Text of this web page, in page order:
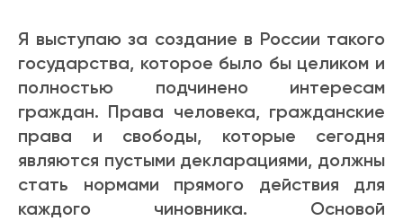
Я выступаю за создание в России такого
государства, которое было бы целиком и
полностью подчинено интересам
граждан. Права человека, гражданские
права и свободы, которые сегодня
являются пустыми декларациями, должны
стать нормами прямого действия для
каждого чиновника. Основой